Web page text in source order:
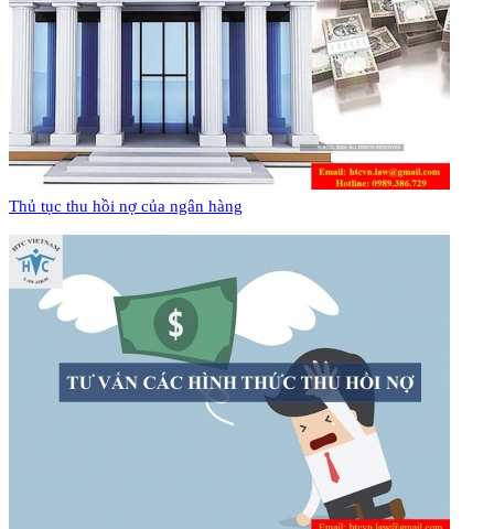
Thủ tục thu hồi nợ của ngân hàng